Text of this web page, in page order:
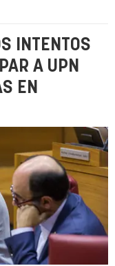
INTENTOS
A UPN
EN